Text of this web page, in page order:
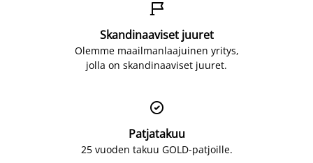

Skandinaaviset juuret
Olemme maailmanlaajuinen yritys,
jolla on skandinaaviset juuret.

Patjatakuu
25 vuoden takuu GOLD-patjoille.